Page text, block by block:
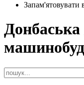
Запам'ятовувати